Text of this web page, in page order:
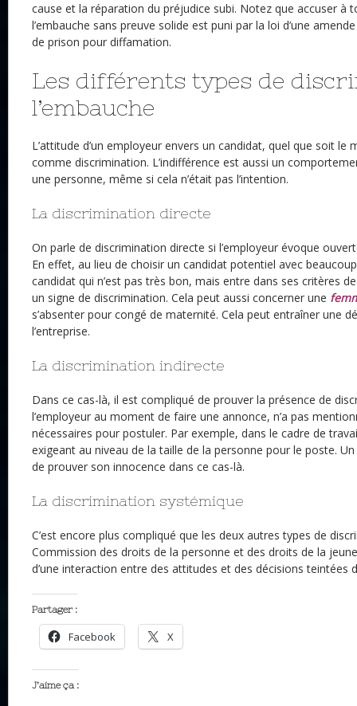
cause et la réparation du préjudice subi. Notez que accuser à
l’embauche sans preuve solide est puni par la loi d’une
de prison pour diffamation.
Les différents types de
l’embauche
L’attitude d’un employeur envers un candidat, quel que soit le
comme discrimination. L’indifférence est aussi un
une personne, même si cela n’était pas l’intention.
La discrimination directe
On parle de discrimination directe si l’employeur évoque
En effet, au lieu de choisir un candidat potentiel avec
candidat qui n’est pas très bon, mais entre dans ses critères
un signe de discrimination. Cela peut aussi concerner une
s’absenter pour congé de maternité. Cela peut entraîner une
l’entreprise.
La discrimination indirecte
Dans ce cas-là, il est compliqué de prouver la présence de
l’employeur au moment de faire une annonce, n’a pas
nécessaires pour postuler. Par exemple, dans le cadre de
exigeant au niveau de la taille de la personne pour le poste.
de prouver son innocence dans ce cas-là.
La discrimination systémique
C’est encore plus compliqué que les deux autres types de
Commission des droits de la personne et des droits de la
d’une interaction entre des attitudes et des décisions teintées
Partager :
Facebook X
J’aime ça :